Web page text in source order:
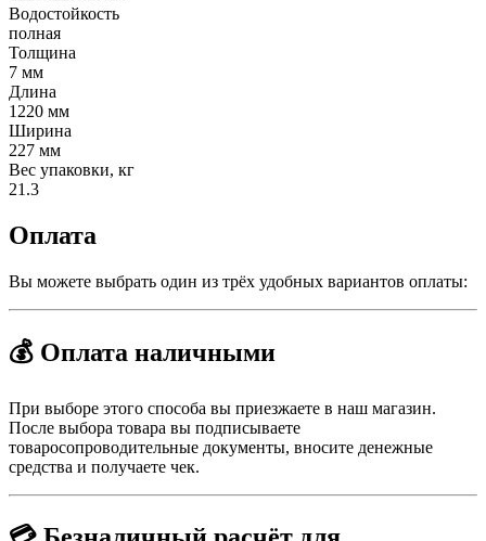
Водостойкость
полная
Толщина
7 мм
Длина
1220 мм
Ширина
227 мм
Вес упаковки, кг
21.3
Оплата
Вы можете выбрать один из трёх удобных вариантов оплаты:
💰 Оплата наличными
При выборе этого способа вы приезжаете в наш магазин.
После выбора товара вы подписываете
товаросопроводительные документы, вносите денежные
средства и получаете чек.